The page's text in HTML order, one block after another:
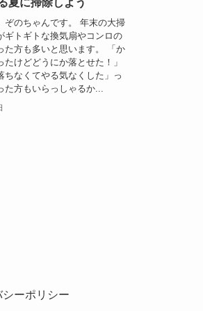
夏に掃除しよう
ぞのちゃんです。 年末の大掃
ギトギトな換気扇やコンロの
た方も多いと思います。 「か
たけどどうにか落とせた！」
ちなくてやる気なくした」っ
た方もいらっしゃるか...
シーポリシー